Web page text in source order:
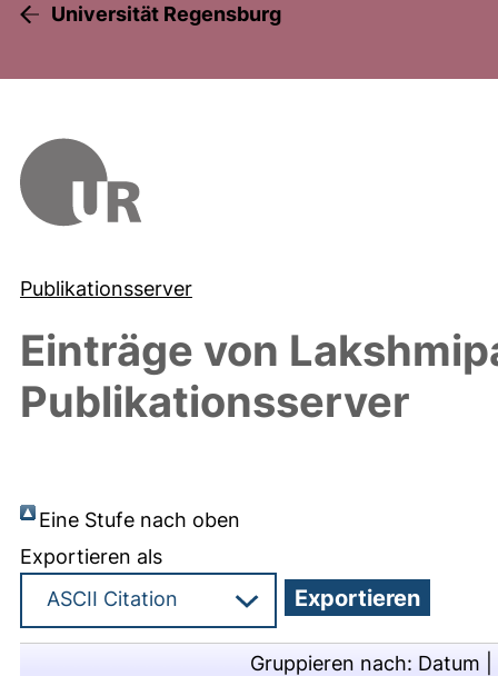
Universität Regensburg
Publikationsserver
Einträge von
Publikationsserver
Eine Stufe nach oben
Exportieren als
Gruppieren nach: Datum